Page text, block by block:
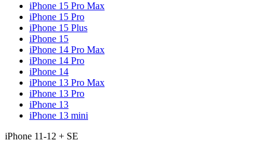
iPhone 15 Pro Max
iPhone 15 Pro
iPhone 15 Plus
iPhone 15
iPhone 14 Pro Max
iPhone 14 Pro
iPhone 14
iPhone 13 Pro Max
iPhone 13 Pro
iPhone 13
iPhone 13 mini
iPhone 11-12 + SE